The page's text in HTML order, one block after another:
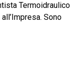
Termoidraulico
Sono